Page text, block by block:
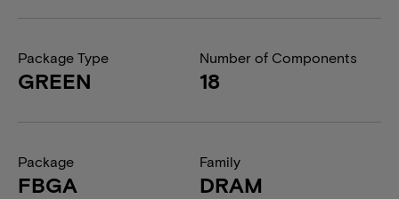
Package Type
GREEN
Number of Components
18
Package
FBGA
Family
DRAM